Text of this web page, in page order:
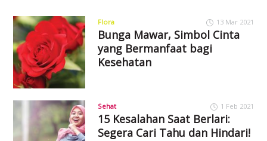
Flora 13 Mar 2021
Bunga Mawar, Simbol Cinta
yang Bermanfaat bagi
Kesehatan
Sehat 1 Feb 2021
15 Kesalahan Saat Berlari:
Segera Cari Tahu dan Hindari!